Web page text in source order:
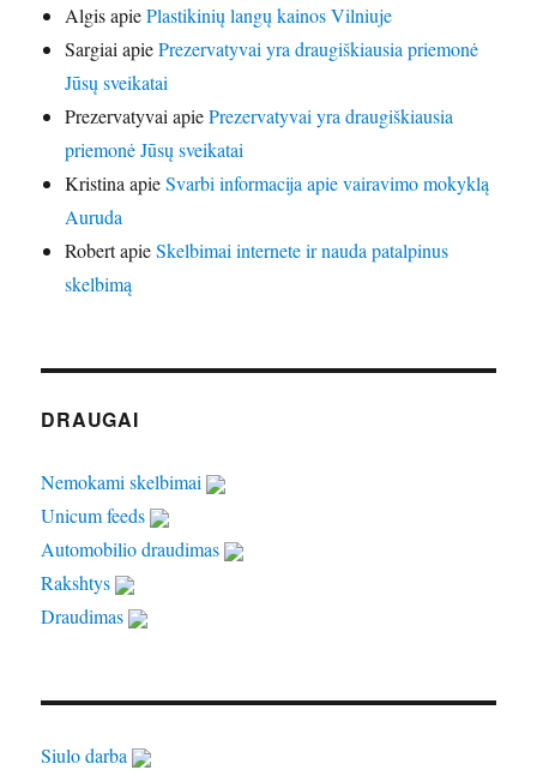
AlgisapiePlastikinių langų kainos Vilniuje
Sargiai apiePrezervatyvai yra draugiškiausia priemonė
Jūsų sveikatai
Prezervatyvai apiePrezervatyvai yra draugiškiausia
priemonė Jūsų sveikatai
Kristina apieSvarbi informacija apie vairavimo mokyklą
Auruda
RobertapieSkelbimai internete ir nauda patalpinus
skelbimą
DRAUGAI
Nemokami skelbimai
Unicum feeds
Automobilio draudimas
Rakshtys
Draudimas
Siulo darba